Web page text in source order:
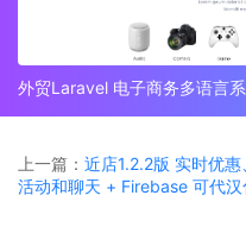
外贸Laravel 电子商务多语言
上一篇： 近店1.2.2版 实时优惠
活动和聊天 + Firebase 可代汉